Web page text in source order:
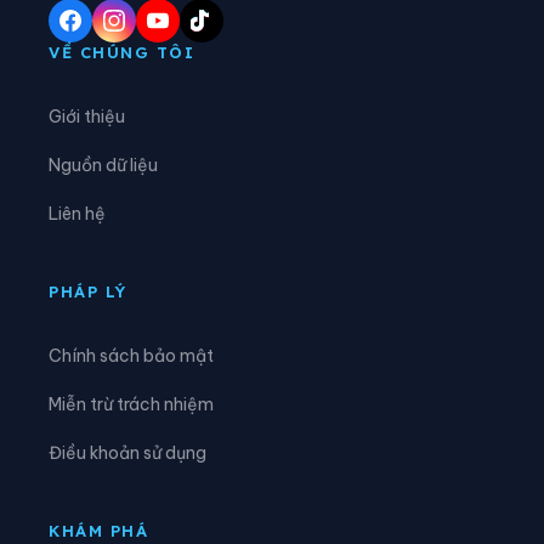
Xã Ba Chẽ
Xã Hoành Mô
Xã Vĩnh Thực
VỀ CHÚNG TÔI
Giới thiệu
Nguồn dữ liệu
Liên hệ
PHÁP LÝ
Chính sách bảo mật
Miễn trừ trách nhiệm
Điều khoản sử dụng
KHÁM PHÁ